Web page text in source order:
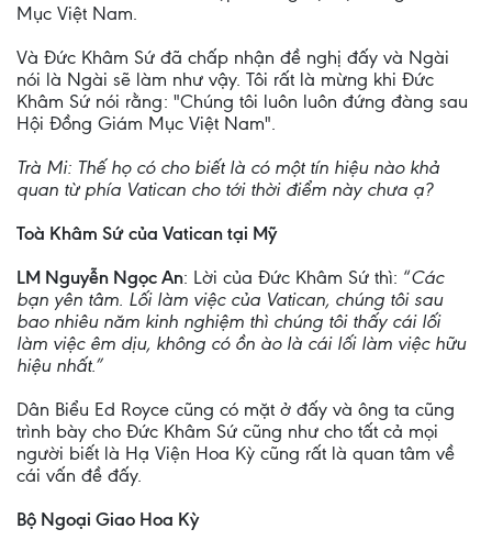
Mục Việt Nam.
Và Đức Khâm Sứ đã chấp nhận đề nghị đấy và Ngài
nói là Ngài sẽ làm như vậy. Tôi rất là mừng khi Đức
Khâm Sứ nói rằng: "Chúng tôi luôn luôn đứng đàng sau
Hội Đồng Giám Mục Việt Nam".
Trà Mi: Thế họ có cho biết là có một tín hiệu nào khả
quan từ phía Vatican cho tới thời điểm này chưa ạ?
Toà Khâm Sứ của Vatican tại Mỹ
LM Nguyễn Ngọc An: Lời của Đức Khâm Sứ thì: “Các
bạn yên tâm. Lối làm việc của Vatican, chúng tôi sau
bao nhiêu năm kinh nghiệm thì chúng tôi thấy cái lối
làm việc êm dịu, không có ồn ào là cái lối làm việc hữu
hiệu nhất.”
Dân Biểu Ed Royce cũng có mặt ở đấy và ông ta cũng
trình bày cho Đức Khâm Sứ cũng như cho tất cả mọi
người biết là Hạ Viện Hoa Kỳ cũng rất là quan tâm về
cái vấn đề đấy.
Bộ Ngoại Giao Hoa Kỳ